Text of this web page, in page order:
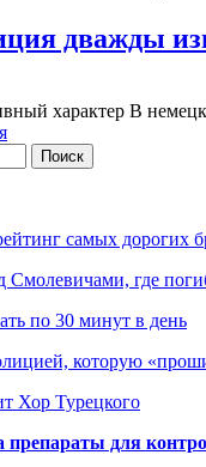
дважды
характер В
самых дорогих
где
по 30 минут в день
которую
Хор Турецкого
препараты для